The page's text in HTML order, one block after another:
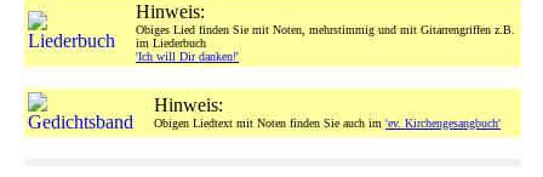
Hinweis:
Obiges Lied finden Sie mit Noten, mehrstimmig und mit Gitarrengriffen z.B.
im Liederbuch
'Ich will Dir danken!'
Hinweis:
Obigen Liedtext mit Noten finden Sie auch im 'ev. Kirchengesangbuch'